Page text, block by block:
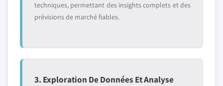
techniques, permettant des insights complets et des
prévisions de marché fiables.
3. Exploration De Données Et Analyse